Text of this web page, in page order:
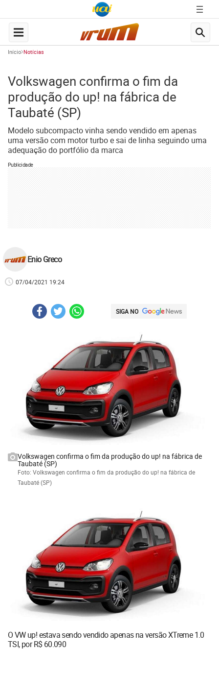
Início Notícias
Volkswagen confirma o fim da
produção do up! na fábrica de
Taubaté (SP)
Modelo subcompacto vinha sendo vendido em apenas
uma versão com motor turbo e sai de linha seguindo uma
adequação do portfólio da marca
Publicidade
Enio Greco
07/04/2021 19:24
SIGA NO
Volkswagen confirma o fim da produção do up! na fábrica de
Taubaté (SP)
Foto: Volkswagen confirma o fim da produção do up! na fábrica de
Taubaté (SP)
O VW up! estava sendo vendido apenas na versão XTreme 1.0
TSI, por R$ 60.090